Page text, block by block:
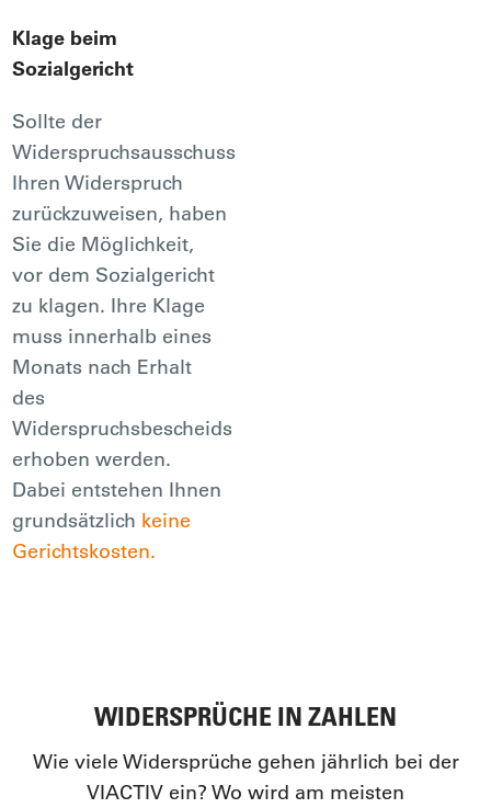
Klage beim
Sozialgericht
Sollte der
Widerspruchsausschuss
Ihren Widerspruch
zurückzuweisen, haben
Sie die Möglichkeit,
vor dem Sozialgericht
zu klagen. Ihre Klage
muss innerhalb eines
Monats nach Erhalt
des
Widerspruchsbescheids
erhoben werden.
Dabei entstehen Ihnen
grundsätzlich keine
Gerichtskosten.
WIDERSPRÜCHE IN ZAHLEN
Wie viele Widersprüche gehen jährlich bei der
VIACTIV ein? Wo wird am meisten